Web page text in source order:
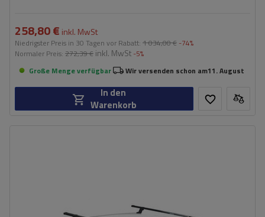
258,80 € inkl. MwSt
Niedrigster Preis in 30 Tagen vor Rabatt: 1 034,00 € -74%
Normaler Preis: 272,39 € inkl. MwSt -5%
Große Menge verfügbar
Wir versenden schon am11. August
In den
Warenkorb